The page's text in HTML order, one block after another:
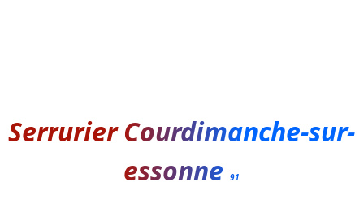
Serrurier Courdimanche-sur-
essonne91